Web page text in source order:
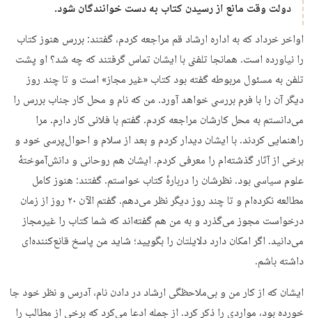
دولت وقت مانع از رسیدن کتاب به دست خوانندگان شود.
اواخر خرداد که به اداره ارشاد قم مراجعه کردم، گفتند: بررس هنوز کتاب
را نیاورده است. همانجا تلفنی با ایشان تماس گرفتند که چه شد؟ او پشت
تلفن به مسئول مربوطه گفته بود کتاب «غیر مجاز» است و تا چند روز
دیگر آن را با فرم بررسی خواهد آورد. من که نام و محل کار جناب بررس را
می‌دانستم به محل کارشان مراجعه کردم. گفتم با فلانی کار دارم. مرا
راهنمایی کردند. با ایشان دیدار کردم و بعد از سلام و احوال‌پرسی خود و
برخی از آثار گذشته‌ام را معرفی کردم. ایشان هم روحانی و دانش‌آموختهٔ
علوم سیاسی بود. نظرشان را دربارهٔ کتاب خواستم. گفتند: هنوز کامل
مطالعه نکرده‌ام و تا چند روز دیگر نظر می‌دهم. گفتم الآن ۲۰ روز از زمان
درخواست مجوز می‌گذرد و به من هم گفته‌اند که شما کتاب را غیرمجاز
می‌دانید. اگر امکان دارد دلایلتان را بگویید؛ شاید من پاسخ قانع‌کننده‌ای
داشته باشم.
ایشان که از کار من و بی‌ملاحظگی ارشاد در دادن نام، آدرس و نظر خود جا
خورده بود، مواردی را ذکر کرد. از جمله ادعا می‌کرد که برخی از مطالب را